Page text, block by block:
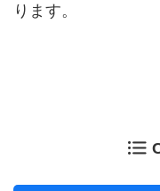
ります。